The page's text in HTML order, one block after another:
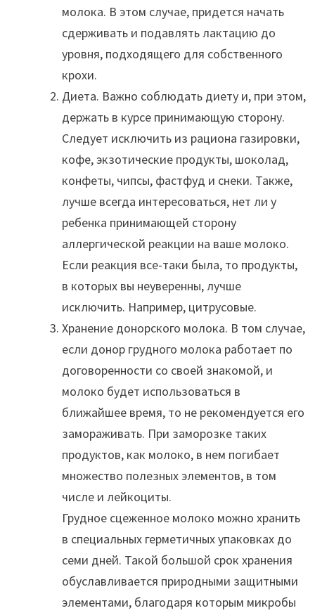
молока. В этом случае, придется начать
сдерживать и подавлять лактацию до
уровня, подходящего для собственного
крохи.
Диета. Важно соблюдать диету и, при этом,
держать в курсе принимающую сторону.
Следует исключить из рациона газировки,
кофе, экзотические продукты, шоколад,
конфеты, чипсы, фастфуд и снеки. Также,
лучше всегда интересоваться, нет ли у
ребенка принимающей сторону
аллергической реакции на ваше молоко.
Если реакция все-таки была, то продукты,
в которых вы неуверенны, лучше
исключить. Например, цитрусовые.
Хранение донорского молока. В том случае,
если донор грудного молока работает по
договоренности со своей знакомой, и
молоко будет использоваться в
ближайшее время, то не рекомендуется его
замораживать. При заморозке таких
продуктов, как молоко, в нем погибает
множество полезных элементов, в том
числе и лейкоциты.
Грудное сцеженное молоко можно хранить
в специальных герметичных упаковках до
семи дней. Такой большой срок хранения
обуславливается природными защитными
элементами, благодаря которым микробы